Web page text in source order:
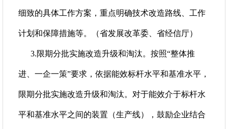
细致的具体工作方案，重点明确技术改造路线、工作
计划和保障措施等。（省发展改革委、省经信厅）
3.限期分批实施改造升级和淘汰。按照“整体推
进、一企一策”要求，依据能效标杆水平和基准水平，
限期分批实施改造升级和淘汰。对于能效介于标杆水
平和基准水平之间的装置（生产线），鼓励企业结合